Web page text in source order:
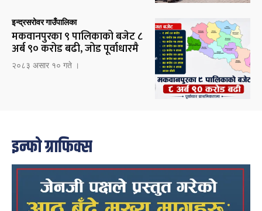
इन्द्रसरोवर गाउँपालिका
मकवानपुरका ९ पालिकाको बजेट ८
अर्ब ९० करोड बढी, जोड पूर्वाधारमै
२०८३ असार १० गते ।
इन्फो ग्राफिक्स